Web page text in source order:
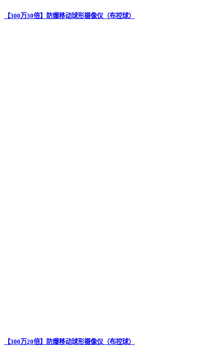
【300万30倍】防爆移动球形摄像仪（布控球）
【300万20倍】防爆移动球形摄像仪（布控球）